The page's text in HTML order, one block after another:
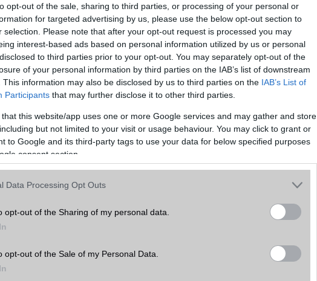
opt-out of the sale, sharing to third parties, or processing of your personal or
for targeted advertising by us, please use the below opt-out section to
selection. Please note that after your opt-out request is processed you may
interest-based ads based on personal information utilized by us or personal
to third parties prior to your opt-out. You may separately opt-out of the
of your personal information by third parties on the IAB’s list of downstream
This information may also be disclosed by us to third parties on the IAB’s List of
Participants that may further disclose it to other third parties.
that this website/app uses one or more Google services and may gather and store
but not limited to your visit or usage behaviour. You may click to grant or
to Google and its third-party tags to use your data for below specified purposes
consent section.
Data Processing Opt Outs
opt-out of the Sharing of my personal data.
opt-out of the Sale of my Personal Data.
letölthető az App Store-ból. Egy egyszeri 3,99 dolláros alkalmazáson
válik a teljes élmény: 28 animált háttér, 10 órafelület és még
is. További információt az alkalmazásról